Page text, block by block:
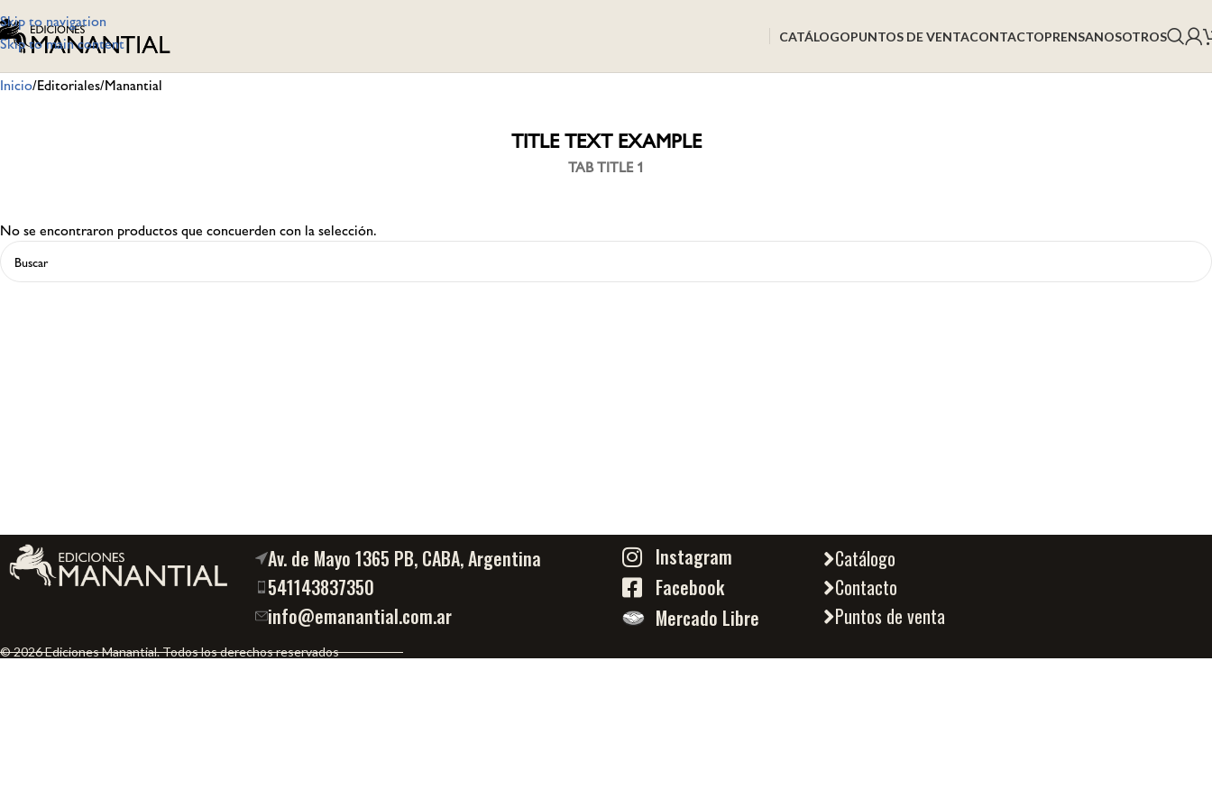
Skip to navigation
Skip to main content
CATÁLOGOPUNTOS DE VENTACONTACTOPRENSANOSOTROS
Inicio Editoriales Manantial
TITLE TEXT EXAMPLE
TAB TITLE 1
No se encontraron productos que concuerden con la selección.
Av. de Mayo 1365 PB, CABA, Argentina
541143837350
info@emanantial.com.ar
Instagram
Facebook
Mercado Libre
Catálogo
Contacto
Puntos de venta
© 2026 Ediciones Manantial. Todos los derechos reservados